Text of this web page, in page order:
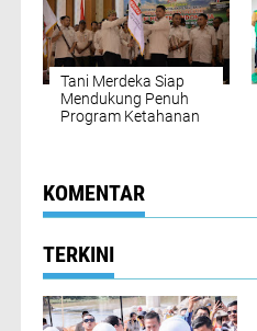
Tani Merdeka Siap
Mendukung Penuh
Program Ketahanan
KOMENTAR
TERKINI